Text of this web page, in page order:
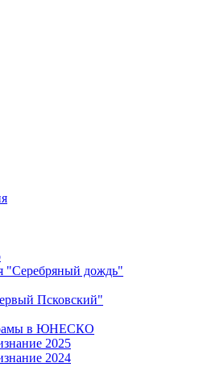
"Серебряный дождь"
Псковский"
в ЮНЕСКО
2025
2024